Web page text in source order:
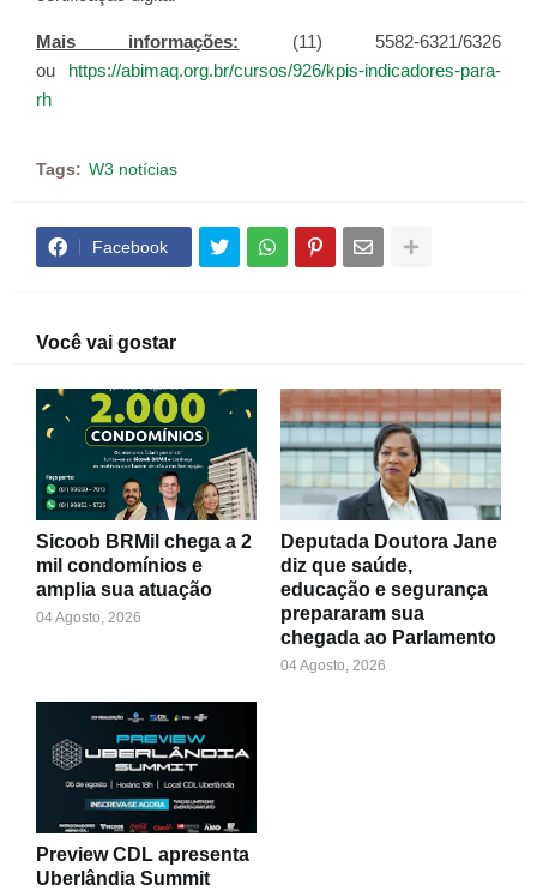
Mais informações: (11) 5582-6321/6326
ou https://abimaq.org.br/cursos/926/kpis-indicadores-para-
rh
Tags: W3 notícias
Facebook
Você vai gostar
Sicoob BRMil chega a 2
mil condomínios e
amplia sua atuação
04 Agosto, 2026
Deputada Doutora Jane
diz que saúde,
educação e segurança
prepararam sua
chegada ao Parlamento
04 Agosto, 2026
Preview CDL apresenta
Uberlândia Summit